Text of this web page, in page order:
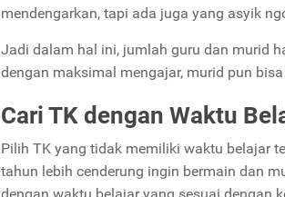
mendengarkan, tapi ada juga yang asyik
Jadi dalam hal ini, jumlah guru dan murid
dengan maksimal mengajar, murid pun
Cari TK dengan Waktu
Pilih TK yang tidak memiliki waktu belajar
tahun lebih cenderung ingin bermain dan